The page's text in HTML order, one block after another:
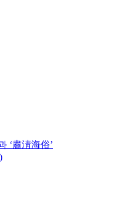
‘肅淸海俗’